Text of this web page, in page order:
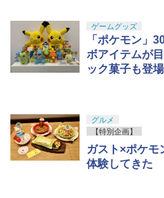
ゲームグッズ
「ポケモン」
ボアイテムが
ック菓子も登場
グルメ
【特別企画】
ガスト×ポケモ
体験してきた